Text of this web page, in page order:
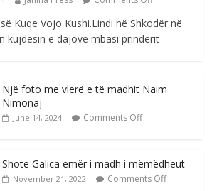
Kuqe Vojo Kushi.Lindi në Shkodër në
kujdesin e dajove mbasi prindërit
Një foto me vlerë e të madhit Naim
Nimonaj
June 14, 2024 Comments Off
Shote Galica emër i madh i mëmëdheut
November 21, 2022 Comments Off